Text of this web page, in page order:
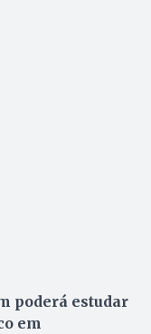
poderá estudar
em